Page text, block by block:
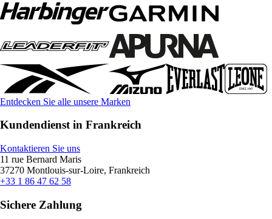
Entdecken Sie alle unsere Marken
Kundendienst in Frankreich
Kontaktieren Sie uns
11 rue Bernard Maris
37270 Montlouis-sur-Loire, Frankreich
+33 1 86 47 62 58
Sichere Zahlung